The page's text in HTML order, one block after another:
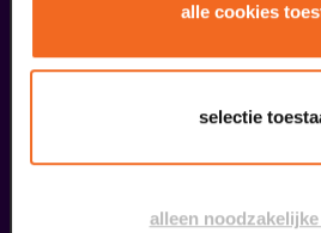
alle cookies
selectie
alleen